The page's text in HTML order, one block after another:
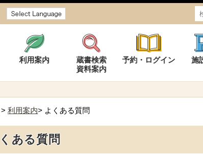
利用案内
蔵書検索
資料案内
予約・ログイン 施
利用案内> よくある質問
ある質問